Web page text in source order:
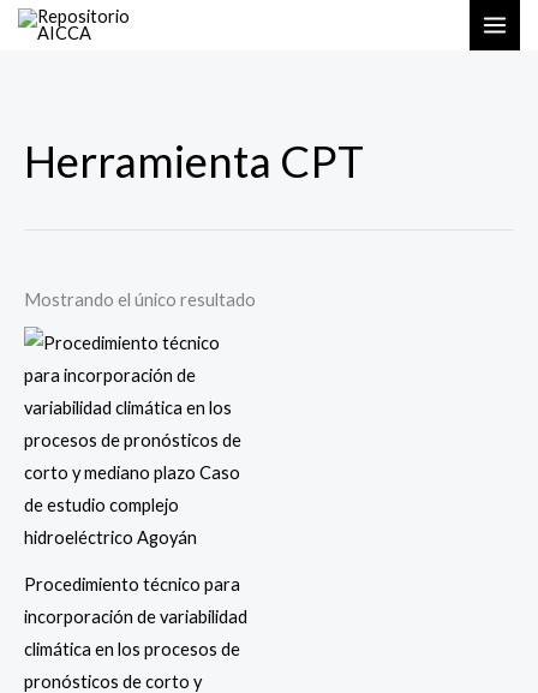
Herramienta CPT
Mostrando el único resultado
Procedimiento técnico para
incorporación de variabilidad
climática en los procesos de
pronósticos de corto y